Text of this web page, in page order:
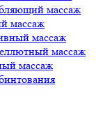
массаж
массаж
массаж
массаж
массаж